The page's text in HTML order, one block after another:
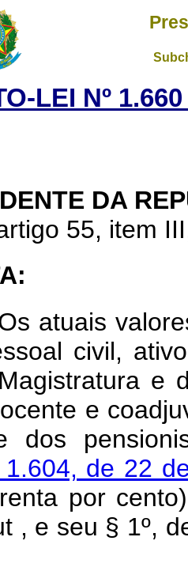
LEI Nº
DA
55, item
valores
civil,
e
e
dos
1.604, de 22
por
, e seu §